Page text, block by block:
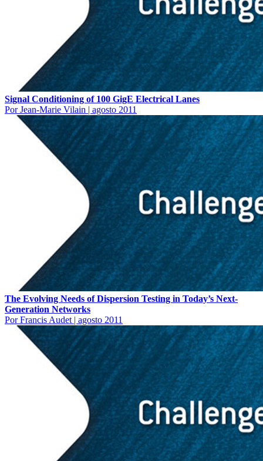
Signal Conditioning of 100 GigE Electrical Lanes
Por Jean-Marie Vilain | agosto 2011
The Evolving Needs of Dispersion Testing in Today’s Next-
Generation Networks
Por Francis Audet | agosto 2011